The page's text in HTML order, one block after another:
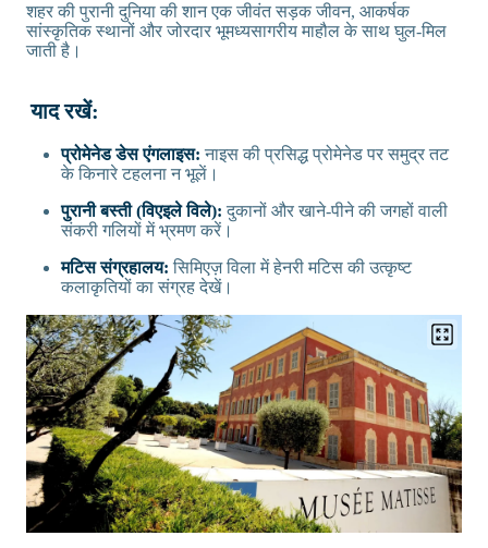
शहर की पुरानी दुनिया की शान एक जीवंत सड़क जीवन, आकर्षक
सांस्कृतिक स्थानों और जोरदार भूमध्यसागरीय माहौल के साथ घुल-मिल
जाती है।
याद रखें:
प्रोमेनेड डेस एंगलाइस: नाइस की प्रसिद्ध प्रोमेनेड पर समुद्र तट
के किनारे टहलना न भूलें।
पुरानी बस्ती (विएइले विले): दुकानों और खाने-पीने की जगहों वाली
संकरी गलियों में भ्रमण करें।
मटिस संग्रहालय: सिमिएज़ विला में हेनरी मटिस की उत्कृष्ट
कलाकृतियों का संग्रह देखें।